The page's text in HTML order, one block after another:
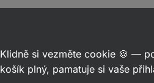
Klidně si vezměte cookie 🍪 —
košík plný, pamatuje si vaše